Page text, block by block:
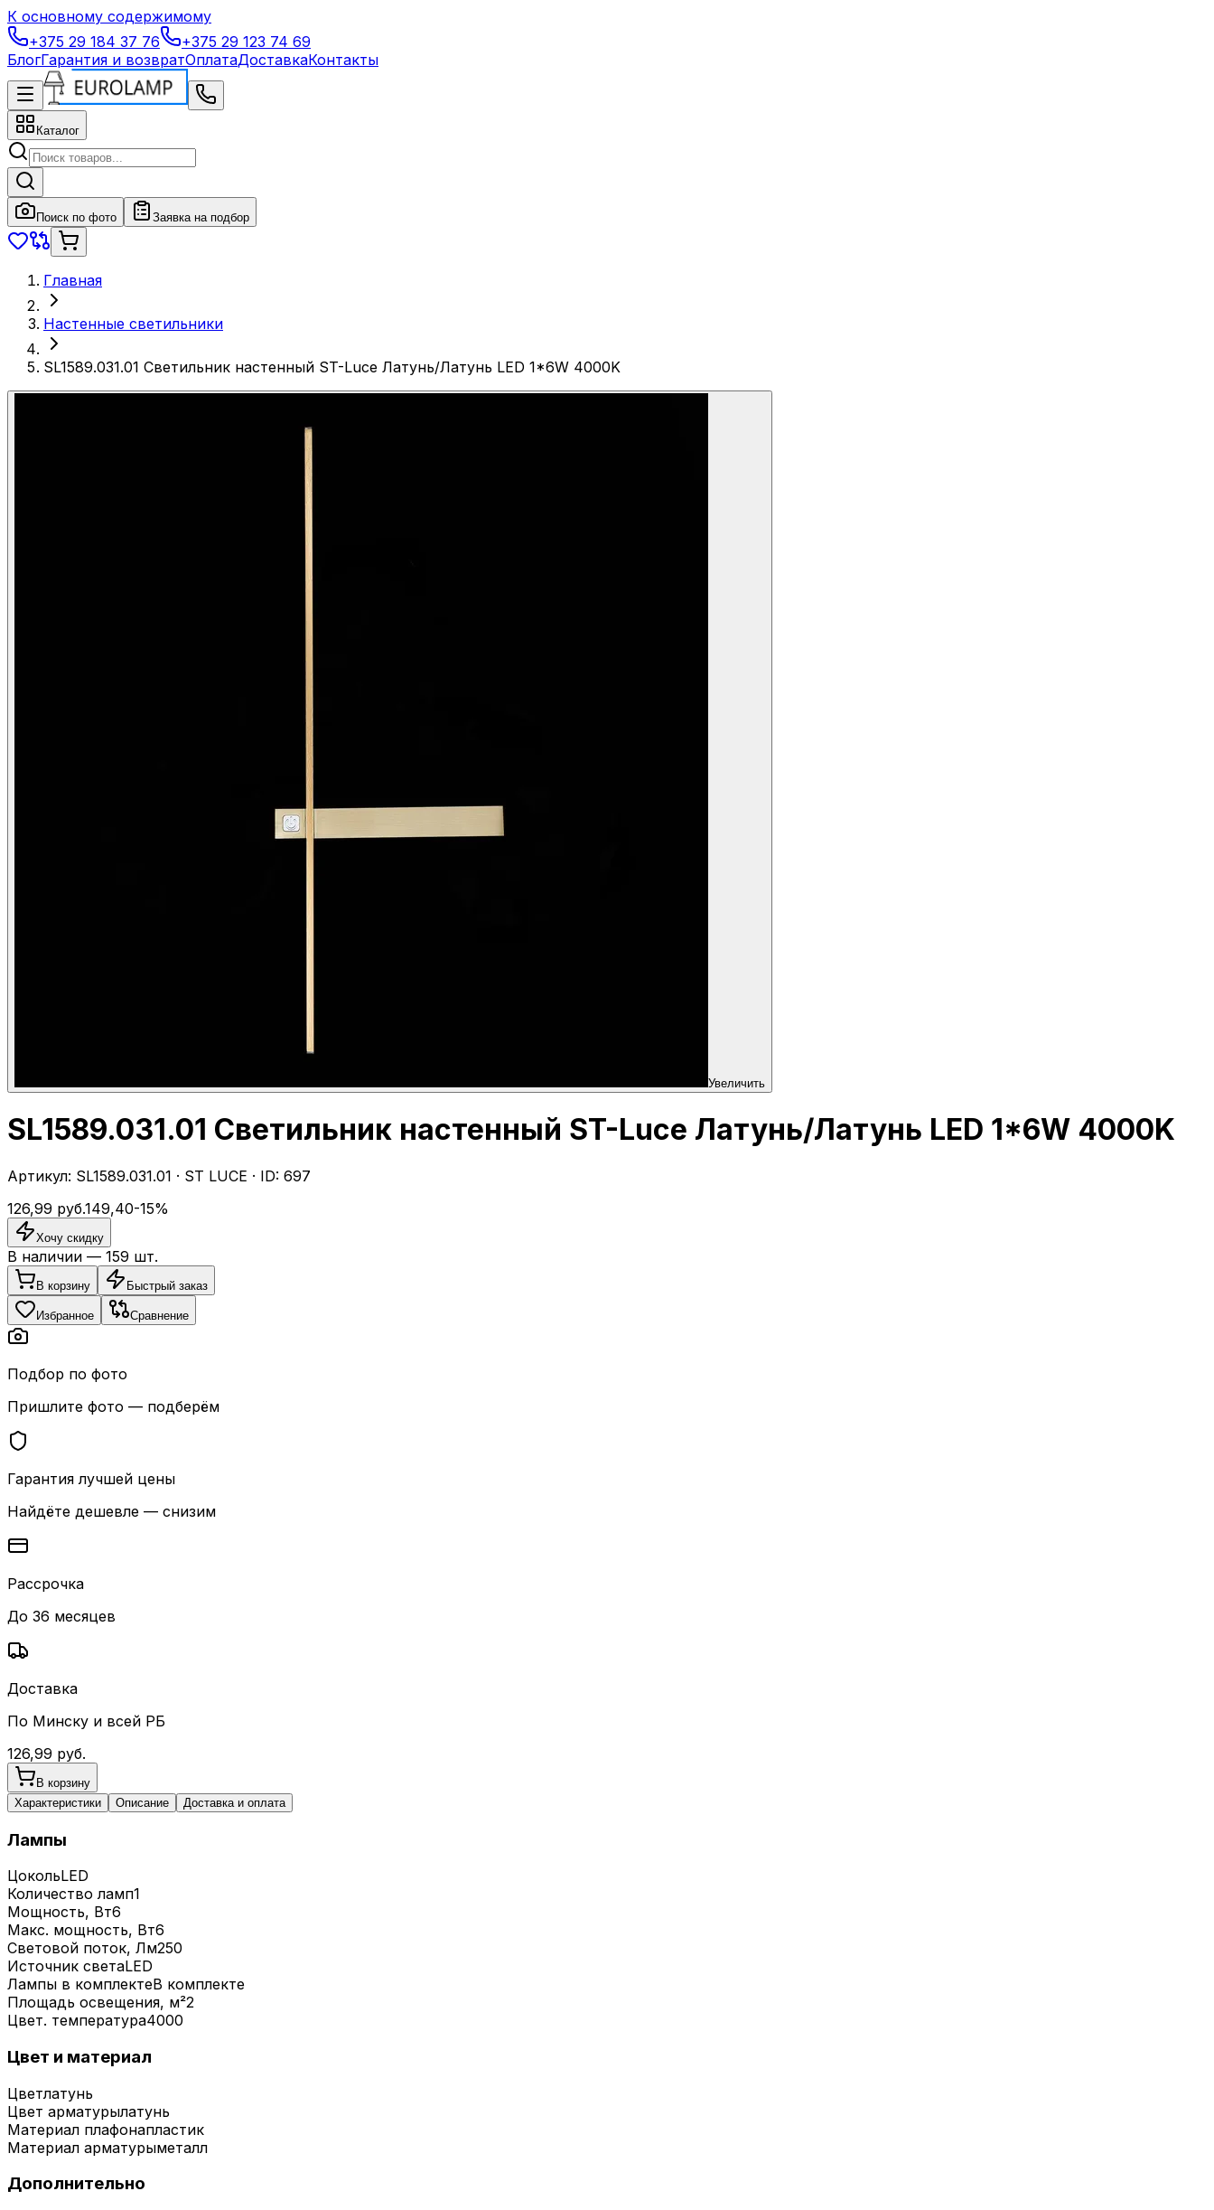
К основному содержимому
+375 29 184 37 76
+375 29 123 74 69
БлогГарантия и возвратОплатаДоставкаКонтакты
Каталог
Поиск по фото Заявка на подбор
Главная
Настенные светильники
SL1589.031.01 Светильник настенный ST-Luce Латунь/Латунь LED 1*6W 4000K
Увеличить
SL1589.031.01 Светильник настенный ST-Luce Латунь/Латунь LED 1*6W 4000K
Артикул: SL1589.031.01 · ST LUCE · ID: 697
126,99 руб.149,40-15%
Хочу скидку
В наличии — 159 шт.
В корзину Быстрый заказ
Избранное Сравнение
Подбор по фото
Пришлите фото — подберём
Гарантия лучшей цены
Найдёте дешевле — снизим
Рассрочка
До 36 месяцев
Доставка
По Минску и всей РБ
126,99 руб.
В корзину
Характеристики
Описание Доставка и оплата
Лампы
ЦокольLED
Количество ламп1
Мощность, Вт6
Макс. мощность, Вт6
Световой поток, Лм250
Источник светаLED
Лампы в комплектеВ комплекте
Площадь освещения, м²2
Цвет. температура4000
Цвет и материал
Цветлатунь
Цвет арматурылатунь
Материал плафонапластик
Материал арматурыметалл
Дополнительно